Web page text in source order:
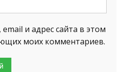
и адрес сайта в этом
моих комментариев.